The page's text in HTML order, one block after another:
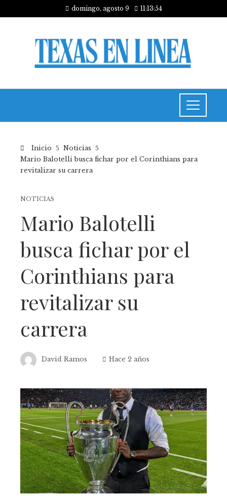
domingo, agosto 9 11:13:54
Inicio
Noticias
Mario Balotelli busca fichar por el Corinthians para
revitalizar su carrera
NOTICIAS
Mario Balotelli
busca fichar por el
Corinthians para
revitalizar su
carrera
David Ramos Hace 2 años